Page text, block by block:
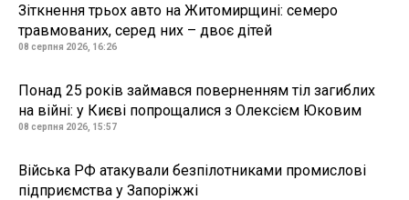
Зіткнення трьох авто на Житомирщині: семеро
травмованих, серед них – двоє дітей
08 серпня 2026, 16:26
Понад 25 років займався поверненням тіл загиблих
на війні: у Києві попрощалися з Олексієм Юковим
08 серпня 2026, 15:57
Війська РФ атакували безпілотниками промислові
підприємства у Запоріжжі